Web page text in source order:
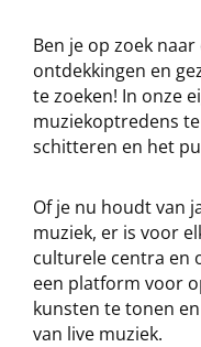
Ben je op zoek
ontdekkingen en
te zoeken! In onze
muziekoptredens
schitteren en het
Of je nu houdt van
muziek, er is voor
culturele centra en
een platform voor
kunsten te tonen
van live muziek.